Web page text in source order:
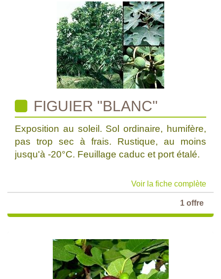
FIGUIER "BLANC"
Exposition au soleil. Sol ordinaire, humifère,
pas trop sec à frais. Rustique, au moins
jusqu'à -20°C. Feuillage caduc et port étalé.
Voir la fiche complète
1 offre